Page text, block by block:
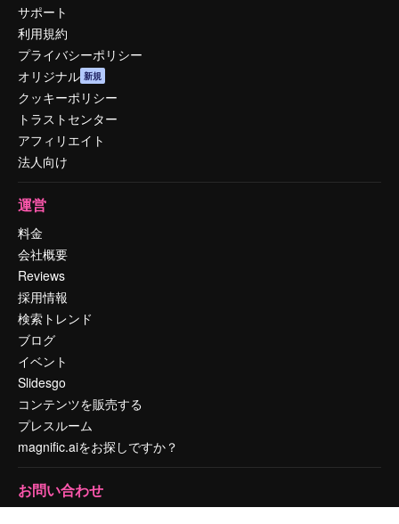
サポート
利用規約
プライバシーポリシー
オリジナル 新規
クッキーポリシー
トラストセンター
アフィリエイト
法人向け
運営
料金
会社概要
Reviews
採用情報
検索トレンド
ブログ
イベント
Slidesgo
コンテンツを販売する
プレスルーム
magnific.aiをお探しですか？
お問い合わせ